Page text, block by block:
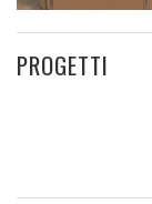
PROGETTI